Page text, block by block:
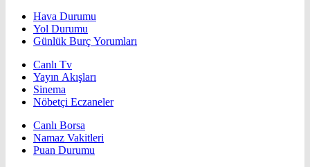
Hava Durumu
Yol Durumu
Günlük Burç Yorumları
Canlı Tv
Yayın Akışları
Sinema
Nöbetçi Eczaneler
Canlı Borsa
Namaz Vakitleri
Puan Durumu